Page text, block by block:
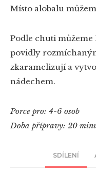
SDÍLENÍ
Místo alobalu
Podle chuti
povidly
zkaramelizují a
nádechem.
Porce pro: 4-6 osob
Doba přípravy: 20